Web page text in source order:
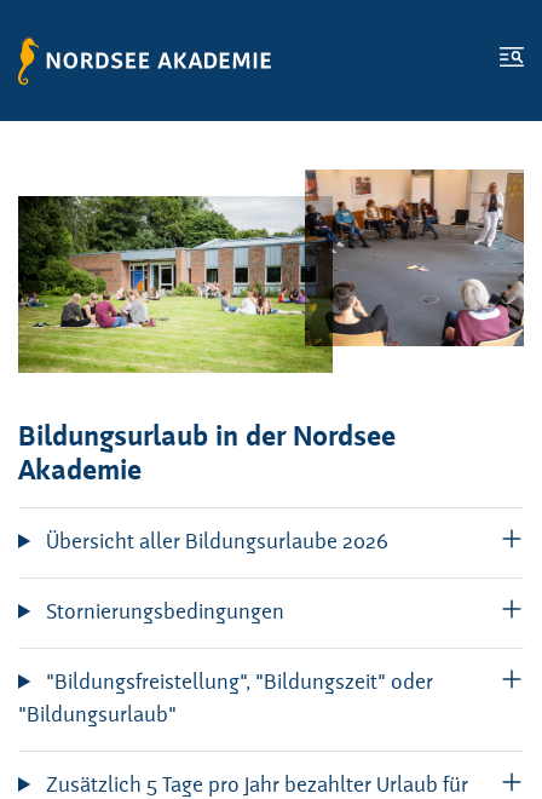
Zum Inhalt springen
Zur Fußzeile springen
Bildungsurlaub in der Nordsee
Akademie
Übersicht aller Bildungsurlaube 2026
Stornierungsbedingungen
"Bildungsfreistellung", "Bildungszeit" oder
"Bildungsurlaub"
Zusätzlich 5 Tage pro Jahr bezahlter Urlaub für